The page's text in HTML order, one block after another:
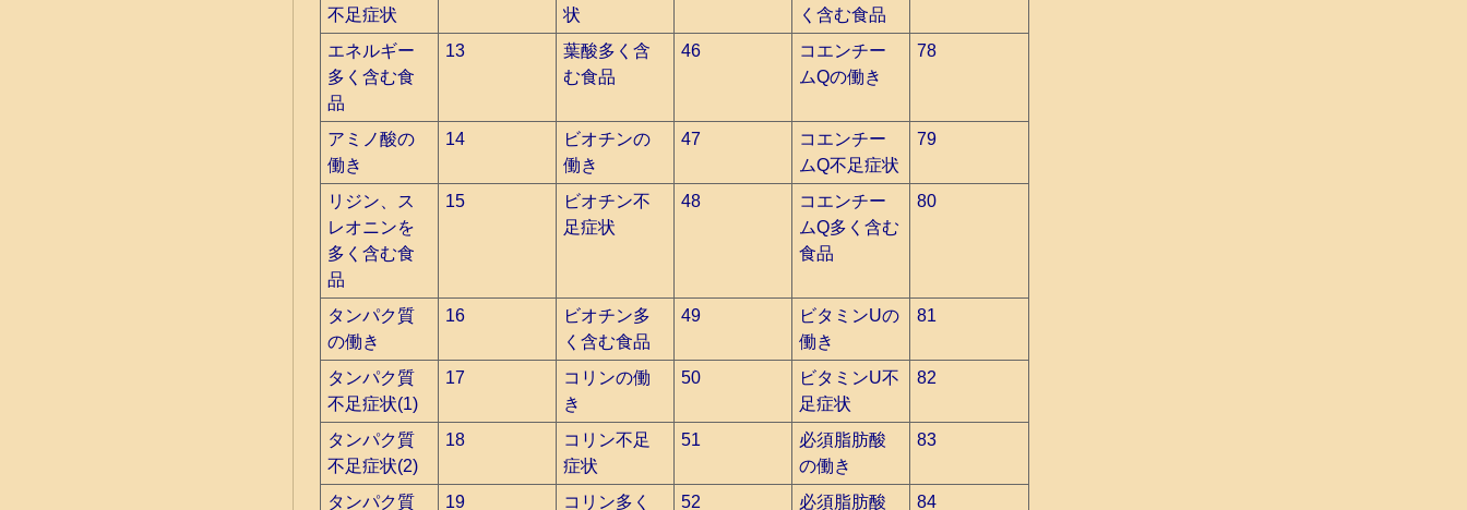
不足症状
状
く含む食品
エネルギー
多く含む食
品
13
葉酸多く含
む食品
46
コエンチー
ムQの働き
78
アミノ酸の
働き
14
ビオチンの
働き
47
コエンチー
ムQ不足症状
79
リジン、ス
レオニンを
多く含む食
品
15
ビオチン不
足症状
48
コエンチー
ムQ多く含む
食品
80
タンパク質
の働き
16
ビオチン多
く含む食品
49
ビタミンUの
働き
81
タンパク質
不足症状(1)
17
コリンの働
き
50
ビタミンU不
足症状
82
タンパク質
不足症状(2)
18
コリン不足
症状
51
必須脂肪酸
の働き
83
タンパク質
19
コリン多く
52
必須脂肪酸
84